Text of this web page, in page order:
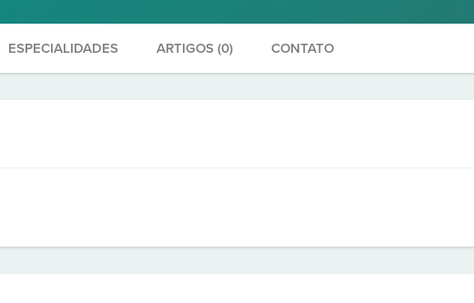
ESPECIALIDADES ARTIGOS (0) CONTATO